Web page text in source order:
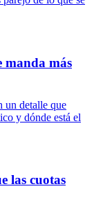
manda más
un detalle que
y dónde está el
las cuotas